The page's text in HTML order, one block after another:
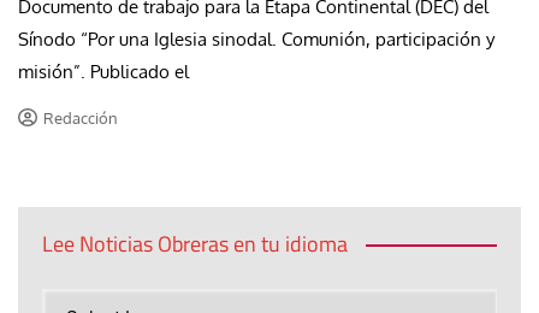
Documento de trabajo para la Etapa Continental (DEC) del
Sínodo “Por una Iglesia sinodal. Comunión, participación y
misión”. Publicado el
Redacción
Lee Noticias Obreras en tu idioma